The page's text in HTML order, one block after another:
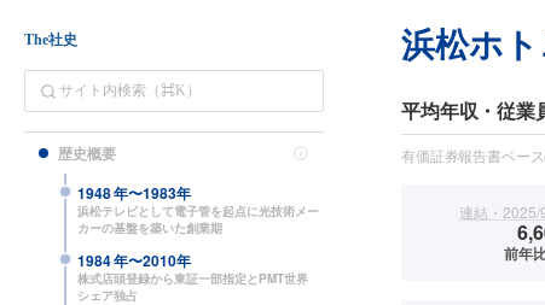
The社史
歴史概要
1948年〜1983年
浜松テレビとして電子管を起点に光技術メー
カーの基盤を築いた創業期
1984年〜2010年
株式店頭登録から東証一部指定とPMT世界
シェア独占
浜松ホ
平均年収・従
有価証券報告書ベー
連結・2025/
前年